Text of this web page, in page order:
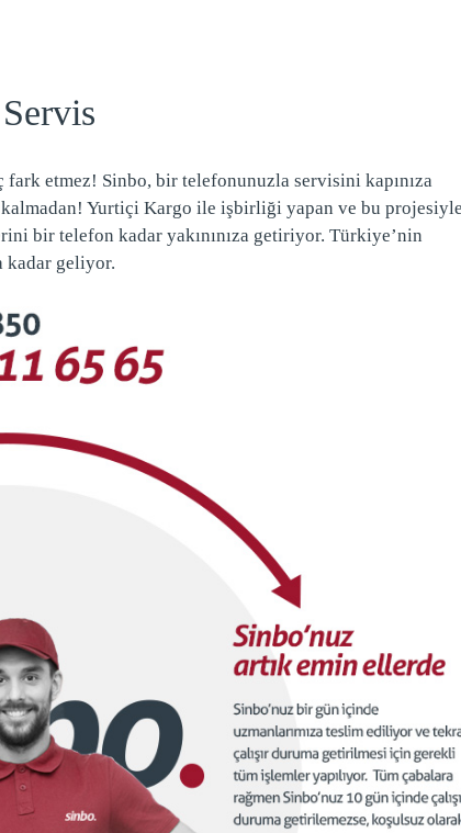
fark etmez! Sinbo, bir telefonunuzla servisini kapınıza
Yurtiçi Kargo ile işbirliği yapan ve bu projesiyle
bir telefon kadar yakınınıza getiriyor. Türkiye’nin
kadar geliyor.